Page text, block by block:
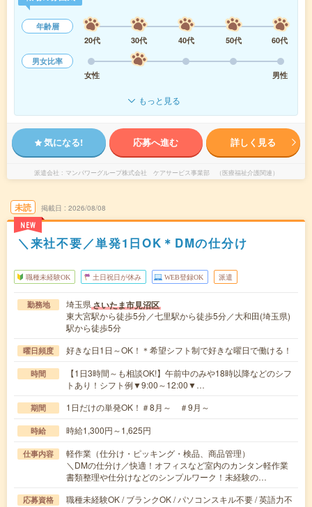
年齢層
20代
30代 40代 50代
60代
男女比率
女性
男性
もっと見る
気になる! 応募へ進む 詳しく見る
派遣会社 マンパワーグループ株式会社 ケアサービス事業部 （医療福祉介護関連）
未読
NEW
掲載日 2026/08/08
＼来社不要／単発1日OK＊DMの仕分け
職種未経験OK 土日祝日が休み WEB登録OK 派遣
勤務地 埼玉県さいたま市見沼区
東大宮駅から徒歩5分／七里駅から徒歩5分／大和田(埼玉県)
駅から徒歩5分
曜日頻度 好きな日1日～OK！＊希望シフト制で好きな曜日で働ける！
時間
【1日3時間～も相談OK!】午前中のみや18時以降などのシフ
トあり！シフト例▼9:00～12:00▼…
期間 1日だけの単発OK！＃8月～ ＃9月～
時給 時給1,300円～1,625円
仕事内容
軽作業（仕分け・ピッキング・検品、商品管理）
＼DMの仕分け／快適！オフィスなど室内のカンタン軽作業
書類整理や仕分けなどのシンプルワーク！未経験の…
応募資格
職種未経験OK / ブランクOK / パソコンスキル不要 / 英語力不